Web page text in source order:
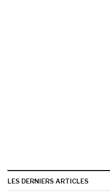
LES DERNIERS ARTICLES